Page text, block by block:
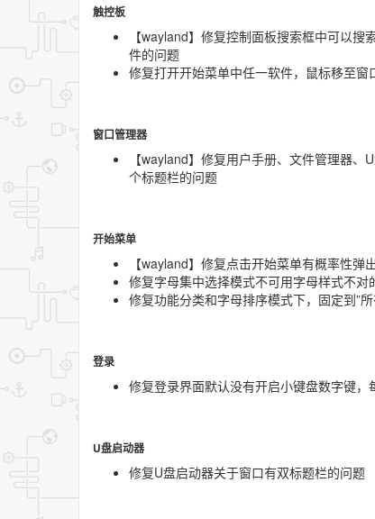
触控板
【wayland】修复控制面板搜索框中可以
件的问题
修复打开开始菜单中任一软件，鼠标移至
窗口管理器
【wayland】修复用户手册、文件管理器
个标题栏的问题
开始菜单
【wayland】修复点击开始菜单有概率性
修复字母集中选择模式不可用字母样式不对
修复功能分类和字母排序模式下，固定到”
登录
修复登录界面默认没有开启小键盘数字键
U盘启动器
修复U盘启动器关于窗口有双标题栏的问题